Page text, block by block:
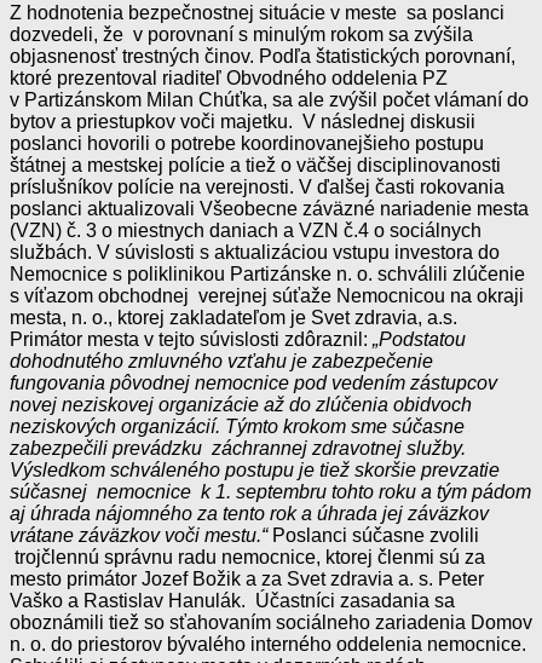
Z hodnotenia bezpečnostnej situácie v meste sa poslanci
dozvedeli, že v porovnaní s minulým rokom sa zvýšila
objasnenosť trestných činov. Podľa štatistických porovnaní,
ktoré prezentoval riaditeľ Obvodného oddelenia PZ
v Partizánskom Milan Chúťka, sa ale zvýšil počet vlámaní do
bytov a priestupkov voči majetku. V následnej diskusii
poslanci hovorili o potrebe koordinovanejšieho postupu
štátnej a mestskej polície a tiež o väčšej disciplinovanosti
príslušníkov polície na verejnosti. V ďalšej časti rokovania
poslanci aktualizovali Všeobecne záväzné nariadenie mesta
(VZN) č. 3 o miestnych daniach a VZN č.4 o sociálnych
službách. V súvislosti s aktualizáciou vstupu investora do
Nemocnice s poliklinikou Partizánske n. o. schválili zlúčenie
s víťazom obchodnej verejnej súťaže Nemocnicou na okraji
mesta, n. o., ktorej zakladateľom je Svet zdravia, a.s.
Primátor mesta v tejto súvislosti zdôraznil: „Podstatou
dohodnutého zmluvného vzťahu je zabezpečenie
fungovania pôvodnej nemocnice pod vedením zástupcov
novej neziskovej organizácie až do zlúčenia obidvoch
neziskových organizácií. Týmto krokom sme súčasne
zabezpečili prevádzku záchrannej zdravotnej služby.
Výsledkom schváleného postupu je tiež skoršie prevzatie
súčasnej nemocnice k 1. septembru tohto roku a tým pádom
aj úhrada nájomného za tento rok a úhrada jej záväzkov
vrátane záväzkov voči mestu.“ Poslanci súčasne zvolili
trojčlennú správnu radu nemocnice, ktorej členmi sú za
mesto primátor Jozef Božik a za Svet zdravia a. s. Peter
Vaško a Rastislav Hanulák. Účastníci zasadania sa
oboznámili tiež so sťahovaním sociálneho zariadenia Domov
n. o. do priestorov bývalého interného oddelenia nemocnice.